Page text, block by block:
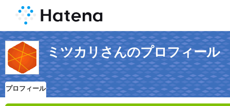
ミツカリさんのプロフィール
プロフィール